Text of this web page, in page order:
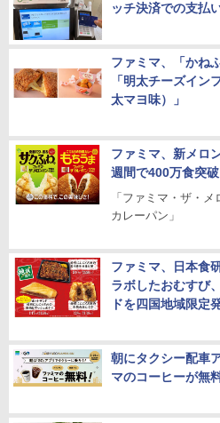
ッチ決済での支払
ファミマ、「かね
「明太チーズイン
太マヨ味）」
ファミマ、新メロ
週間で400万食突破
「ファミマ・ザ・
カレーパン」
ファミマ、日本食
ラボしたおむすび
ドを四国地域限定
朝にタクシー配車
マのコーヒーが無